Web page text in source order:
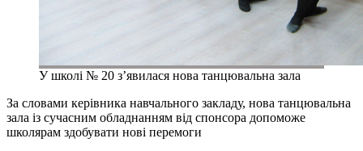
У школі № 20 з’явилася нова танцювальна зала
За словами керівника навчального закладу, нова танцювальна
зала із сучасним обладнанням від спонсора допоможе
школярам здобувати нові перемоги